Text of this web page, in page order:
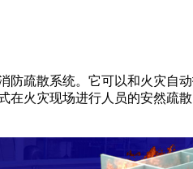
疏散系统。它可以和火灾自
在火灾现场进行人员的安然